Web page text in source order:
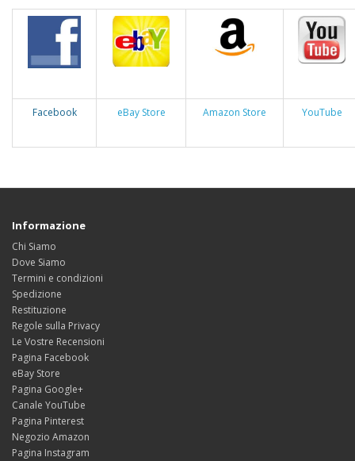
Facebook eBay Store Amazon Store YouTube
Informazione
Chi Siamo
Dove Siamo
Termini e condizioni
Spedizione
Restituzione
Regole sulla Privacy
Le Vostre Recensioni
Pagina Facebook
eBay Store
Pagina Google+
Canale YouTube
Pagina Pinterest
Negozio Amazon
Pagina Instagram